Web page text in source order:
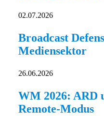
02.07.2026
Broadcast
Mediensektor
26.06.2026
WM 2026: ARD
Remote-Modus